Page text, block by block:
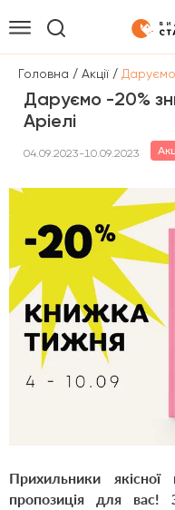
Головна / Акції / Даруємо
Даруємо -20%
Аріелі
04.09.2023-10.09.2023
Прихильники
пропозиція для